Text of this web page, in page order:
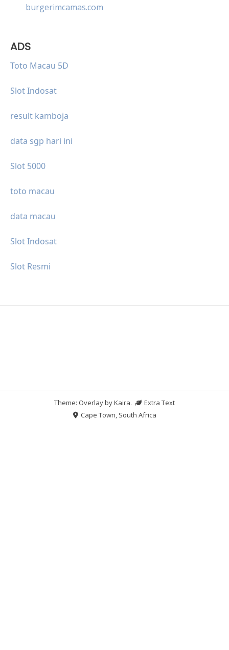
burgerimcamas.com
ADS
Toto Macau 5D
Slot Indosat
result kamboja
data sgp hari ini
Slot 5000
toto macau
data macau
Slot Indosat
Slot Resmi
Theme: Overlay byKaira.
Extra Text
Cape Town, South Africa